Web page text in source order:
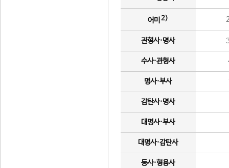
어미 2)
관형사·명사
수사·관형사
명사·부사
감탄사·명사
대명사·부사
대명사·감탄사
동사·형용사